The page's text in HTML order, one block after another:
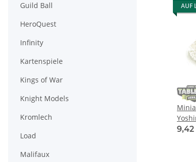
AUF
Guild Ball
HeroQuest
Infinity
Kartenspiele
Kings of War
Knight Models
Kromlech
Load
Malifaux